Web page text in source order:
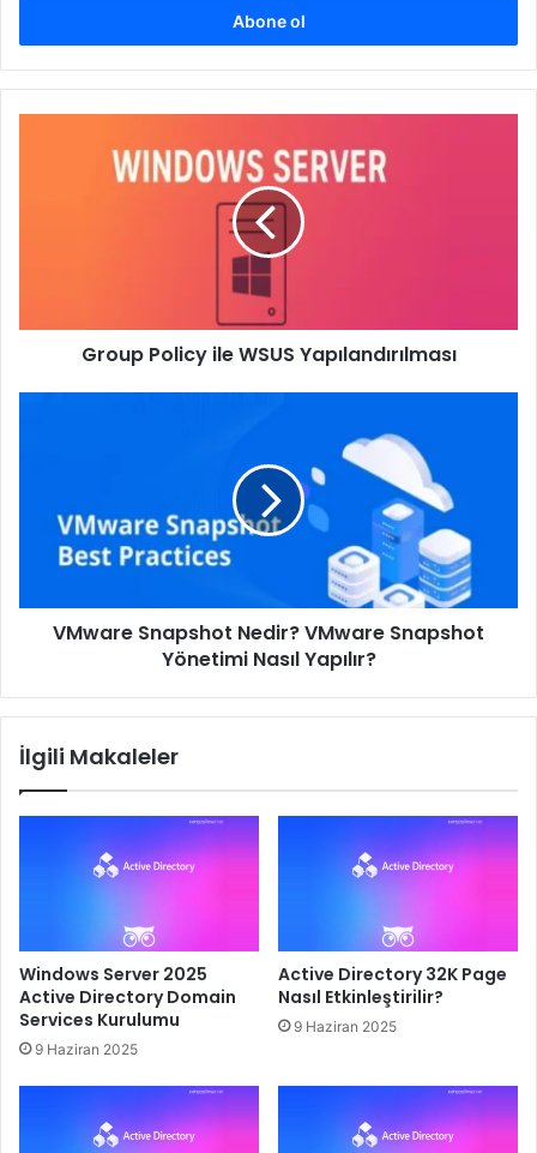
Group Policy ile WSUS Yapılandırılması
Yönetimi
VMware Snapshot Nedir? VMware Snapshot
Yönetimi Nasıl Yapılır?
İlgili Makaleler
Windows Server 2025
Active Directory Domain
Services Kurulumu
9 Haziran 2025
Active Directory 32K Page
Nasıl Etkinleştirilir?
9 Haziran 2025